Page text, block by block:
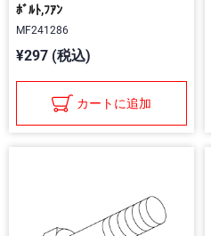
ﾎﾞﾙﾄ,ﾌｱﾝ
MF241286
¥297 (税込)
カートに追加